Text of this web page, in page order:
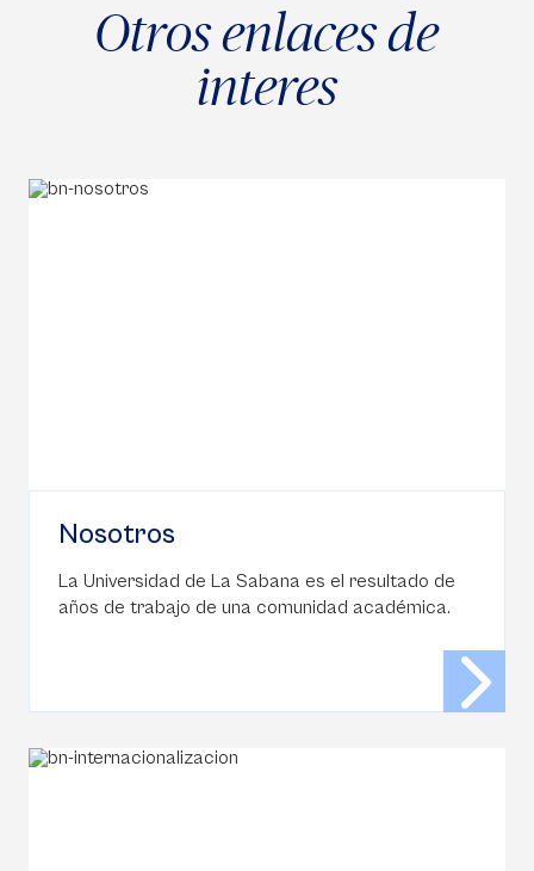
Otros enlaces de
interes
Nosotros
La Universidad de La Sabana es el resultado de
años de trabajo de una comunidad académica.